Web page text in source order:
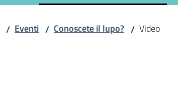
/ Eventi / Conoscete il lupo? / Video